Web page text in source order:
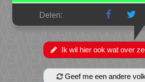
Delen:
Ik wil hier ook wat over
Geef me een andere